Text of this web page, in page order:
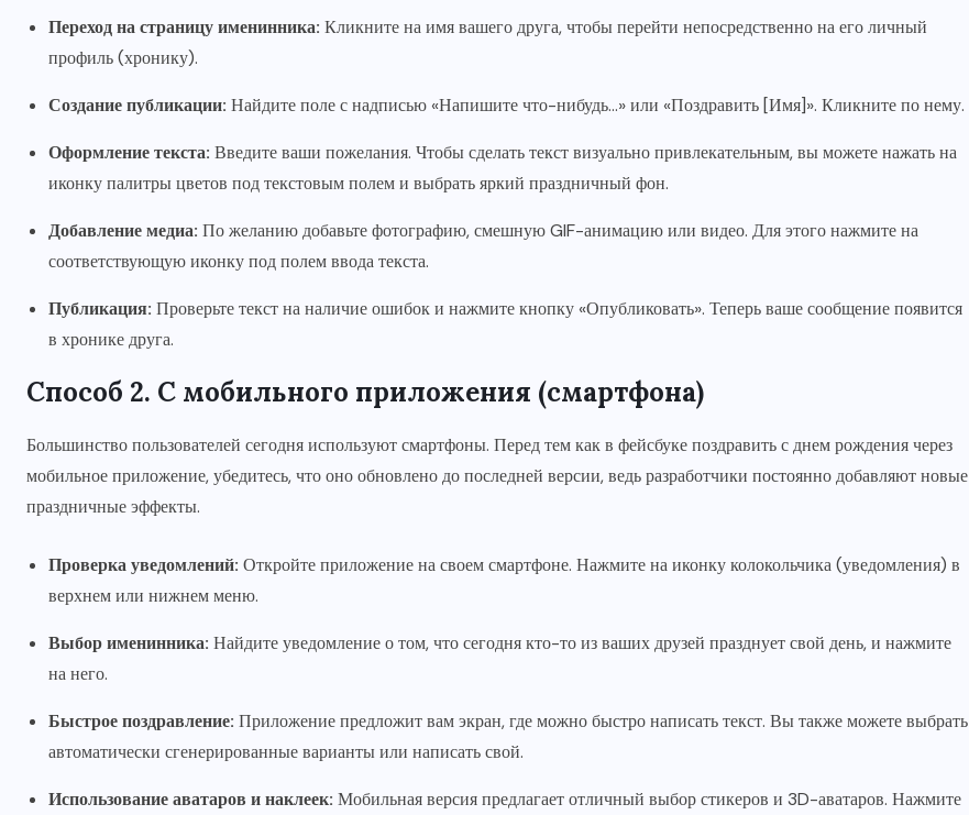
Переход на страницу именинника: Кликните на имя вашего друга, чтобы перейти непосредственно на его личный
профиль (хронику).
Создание публикации: Найдите поле с надписью «Напишите что-нибудь…» или «Поздравить [Имя]». Кликните по нему.
Оформление текста: Введите ваши пожелания. Чтобы сделать текст визуально привлекательным, вы можете нажать на
иконку палитры цветов под текстовым полем и выбрать яркий праздничный фон.
Добавление медиа: По желанию добавьте фотографию, смешную GIF-анимацию или видео. Для этого нажмите на
соответствующую иконку под полем ввода текста.
Публикация: Проверьте текст на наличие ошибок и нажмите кнопку «Опубликовать». Теперь ваше сообщение появится
в хронике друга.
Способ 2. С мобильного приложения (смартфона)
Большинство пользователей сегодня используют смартфоны. Перед тем как в фейсбуке поздравить с днем рождения через
мобильное приложение, убедитесь, что оно обновлено до последней версии, ведь разработчики постоянно добавляют новые
праздничные эффекты.
Проверка уведомлений: Откройте приложение на своем смартфоне. Нажмите на иконку колокольчика (уведомления) в
верхнем или нижнем меню.
Выбор именинника: Найдите уведомление о том, что сегодня кто-то из ваших друзей празднует свой день, и нажмите
на него.
Быстрое поздравление: Приложение предложит вам экран, где можно быстро написать текст. Вы также можете выбрать
автоматически сгенерированные варианты или написать свой.
Использование аватаров и наклеек: Мобильная версия предлагает отличный выбор стикеров и 3D-аватаров. Нажмите